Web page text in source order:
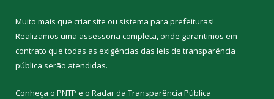
Muito mais que criar site ou sistema para prefeituras!
Realizamos uma assessoria completa, onde garantimos em
contrato que todas as exigências das leis de transparência
pública serão atendidas.
Conheça o PNTP e o Radar da Transparência Pública